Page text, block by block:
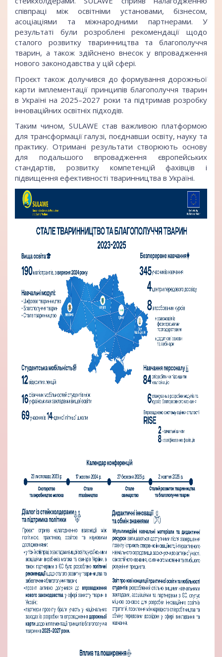
співпраці між освітніми установами, бізнесом,
асоціаціями та міжнародними партнерами. У
результаті були розроблені рекомендації щодо
сталого розвитку тваринництва та благополуччя
тварин, а також здійснено внесок у впровадження
нового законодавства у цій сфері.
Проєкт також долучився до формування дорожньої
карти імплементації принципів благополуччя тварин
в Україні на 2025–2027 роки та підтримав розробку
інноваційних освітніх підходів.
Таким чином, SULAWE став важливою платформою
для трансформації галузі, поєднавши освіту, науку та
практику. Отримані результати створюють основу
для подальшого впровадження європейських
стандартів, розвитку компетенцій фахівців і
підвищення ефективності тваринництва в Україні.